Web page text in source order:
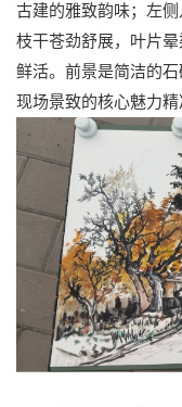
古建的雅致韵味；左
枝干苍劲舒展，叶片
鲜活。前景是简洁的
现场景致的核心魅力精